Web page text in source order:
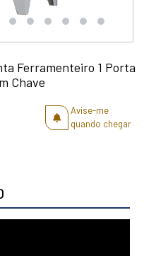
Ferramenteiro 1 Porta
Chave
Avise-me
quando chegar